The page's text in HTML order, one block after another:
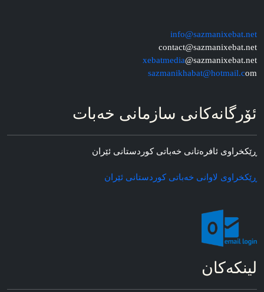
info@sazmanixebat.net
contact@sazmanixebat.net
xebatmedia@sazmanixebat.net
sazmanikhabat@hotmail.com
ئۆرگانه‌کانی سازمانی خه‌بات
ڕێکخراوی ئافره‌تانی خه‌باتی کوردستانی ئێران
ڕێکخراوی لاوانی خه‌باتی کوردستانی ئێران
لینکه‌کان